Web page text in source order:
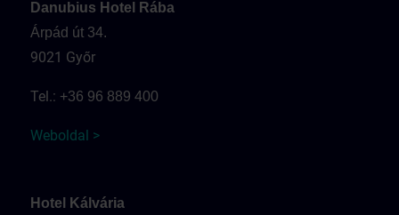
Danubius Hotel Rába
Árpád út 34.
9021 Győr
Tel.: +36 96 889 400
Weboldal >
Hotel Kálvária